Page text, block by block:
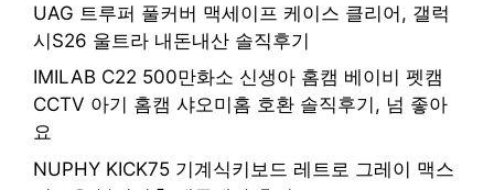
UAG 트루퍼 풀커버 맥세이프 케이스 클리어, 갤럭
시S26 울트라 내돈내산 솔직후기
IMILAB C22 500만화소 신생아 홈캠 베이비 펫캠
CCTV 아기 홈캠 샤오미홈 호환 솔직후기, 넘 좋아
요
NUPHY KICK75 기계식키보드 레트로 그레이 맥스